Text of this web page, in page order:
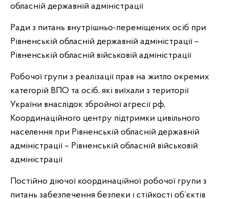
обласній державній адміністрації
Ради з питань внутрішньо-переміщених осіб при
Рівненській обласній державній адміністрації –
Рівненській обласній військовій адміністрації
Робочої групи з реалізації прав на житло окремих
категорій ВПО та осіб, які виїхали з території
України внаслідок збройної агресії рф,
Координаційного центру підтримки цивільного
населення при Рівненській обласній державній
адміністрації – Рівненській обласній військовій
адміністрації
Постійно діючої координаційної робочої групи з
питань забезпечення безпеки і стійкості об’єктів